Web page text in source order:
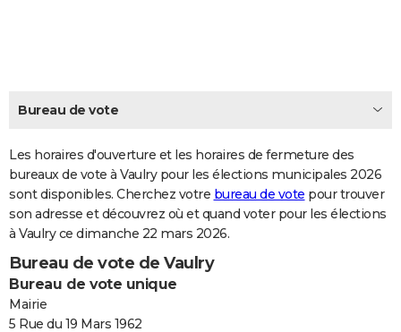
Carte de Noël
Carte Bonne année
Carte Saint-Valentin
Carte Pâques
Carte d'anniversaire
DICTIONNAIRE
Dictionnaire
Biographies
Citations
Expressions
Proverbes
PROGRAMME TV
COPAINS D'AVANT
S'inscrire
Se connecter
Lycées
Collèges
Primaires
Universités
Entreprises
Service militaire
Avis de recherche
AVIS DE DÉCÈS
FORUM
Bureau de vote
Les horaires d'ouverture et les horaires de fermeture des
bureaux de vote à Vaulry pour les élections municipales 2026
sont disponibles. Cherchez votre bureau de vote pour trouver
son adresse et découvrez où et quand voter pour les élections
à Vaulry ce dimanche 22 mars 2026.
Bureau de vote de Vaulry
Bureau de vote unique
Mairie
5 Rue du 19 Mars 1962